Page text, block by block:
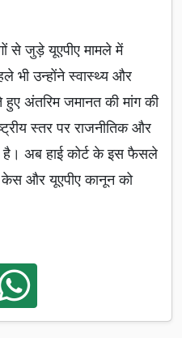
से जुड़े यूएपीए मामले में
भी उन्होंने स्वास्थ्य और
हुए अंतरिम जमानत की मांग की
स्तर पर राजनीतिक और
है। अब हाई कोर्ट के इस फैसले
केस और यूएपीए कानून को